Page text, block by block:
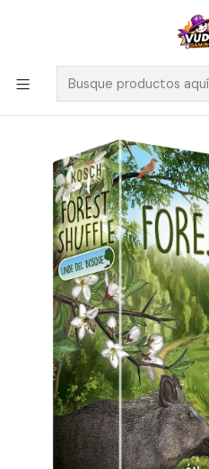
🚀 ¡Despachamos a todo Chile!
$100.000 y a RM sobre $35.000
Inicio Juegos de
Forest Shuffle Linde